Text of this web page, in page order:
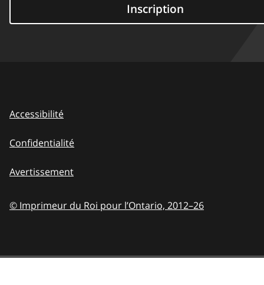
Inscription
Accessibilité
Confidentialité
Avertissement
© Imprimeur du Roi pour l’Ontario, 2012–26